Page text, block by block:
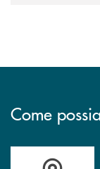
Come
Accedi all' elenco